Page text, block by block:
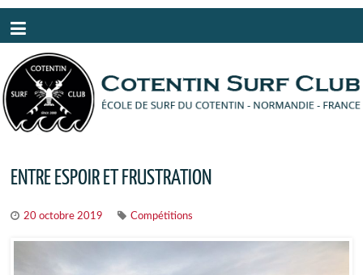
ENTRE ESPOIR ET FRUSTRATION
20 octobre 2019 Compétitions
Panneau de gestion des cookies